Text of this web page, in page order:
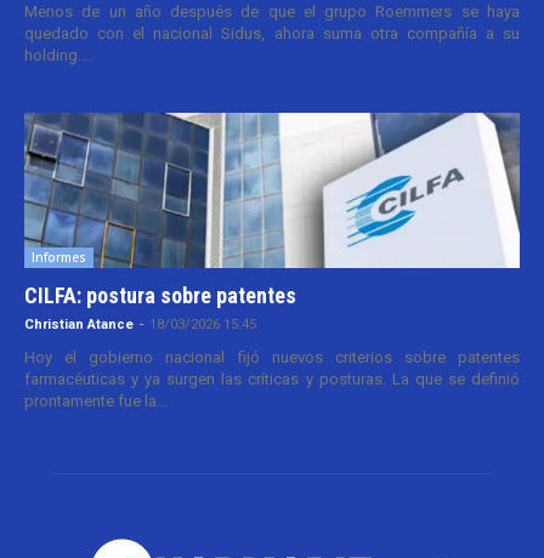
Menos de un año después de que el grupo Roemmers se haya
quedado con el nacional Sidus, ahora suma otra compañía a su
holding....
Informes
CILFA: postura sobre patentes
Christian Atance - 18/03/2026 15:45
Hoy el gobierno nacional fijó nuevos criterios sobre patentes
farmacéuticas y ya surgen las críticas y posturas. La que se definió
prontamente fue la...